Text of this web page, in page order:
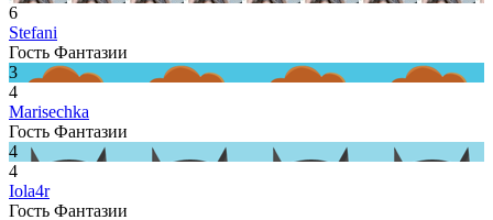
6
Stefani
Гость Фантазии
3
4
Marisechka
Гость Фантазии
4
4
Iola4r
Гость Фантазии